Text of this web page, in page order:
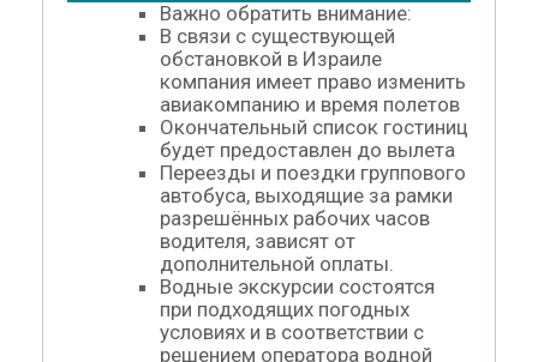
Важно обратить внимание:
В связи с существующей
обстановкой в Израиле
компания имеет право изменить
авиакомпанию и время полетов
Окончательный список гостиниц
будет предоставлен до вылета
Переезды и поездки группового
автобуса, выходящие за рамки
разрешённых рабочих часов
водителя, зависят от
дополнительной оплаты.
Водные экскурсии состоятся
при подходящих погодных
условиях и в соответствии с
решением оператора водной